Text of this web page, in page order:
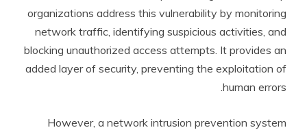
organizations address this vulnerability by monitoring
network traffic, identifying suspicious activities, and
blocking unauthorized access attempts. It provides an
added layer of security, preventing the exploitation of
human errors.
However, a network intrusion prevention system